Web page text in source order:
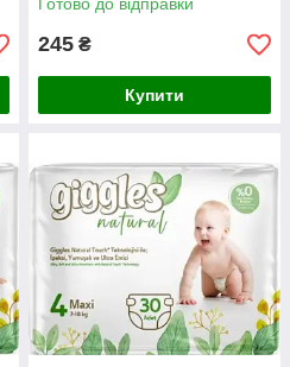
245 ₴
Купити